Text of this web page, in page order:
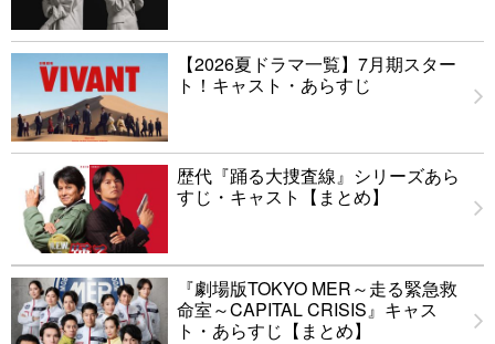
【2026夏ドラマ一覧】7月期スター
ト！キャスト・あらすじ
歴代『踊る大捜査線』シリーズあら
すじ・キャスト【まとめ】
『劇場版TOKYO MER～走る緊急救
命室～CAPITAL CRISIS』キャス
ト・あらすじ【まとめ】